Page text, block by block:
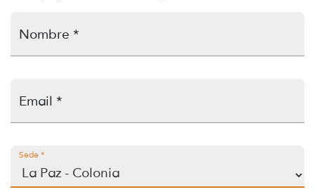
Nombre *
Email *
Sede *